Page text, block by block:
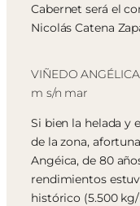
Cabernet será el
Nicolás Catena
VIÑEDO
m s/n mar
Si bien la helada y
de la zona,
Angéica, de 80
rendimientos
histórico (5.500